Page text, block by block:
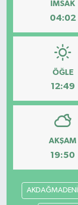
İMSAK
04:02
ÖĞLE
12:49
AKŞAM
19:50
AKDAĞMADENİ